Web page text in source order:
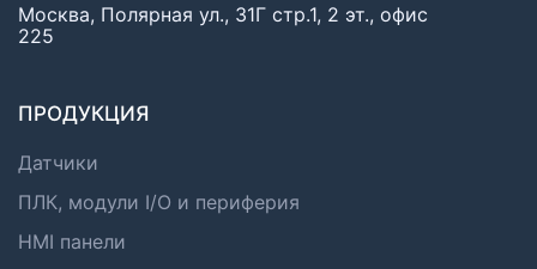
Москва, Полярная ул., 31Г стр.1, 2 эт., офис
225
ПРОДУКЦИЯ
Датчики
ПЛК, модули I/O и периферия
HMI панели